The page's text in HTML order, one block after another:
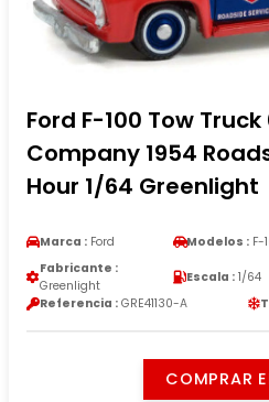
Ford F-100 Tow
Company 1954
Hour 1/64 Greenlight
Marca : Ford Modelos : F-
Fabricante :
Greenlight
Escala : 1/64
Referencia : GRE41130-A
COMPRAR